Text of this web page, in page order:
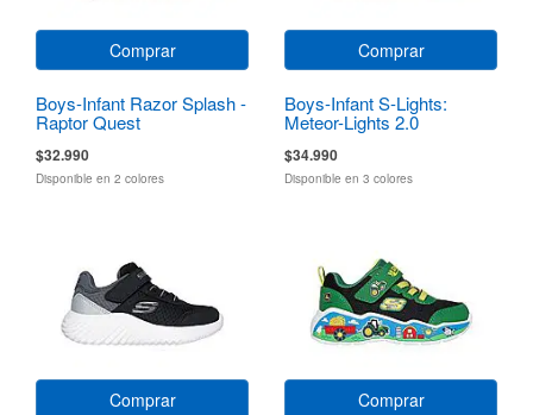
Comprar
Boys-Infant Razor Splash -
Raptor Quest
$32.990
Disponible en 2 colores
Comprar
Boys-Infant S-Lights:
Meteor-Lights 2.0
$34.990
Disponible en 3 colores
Comprar Comprar